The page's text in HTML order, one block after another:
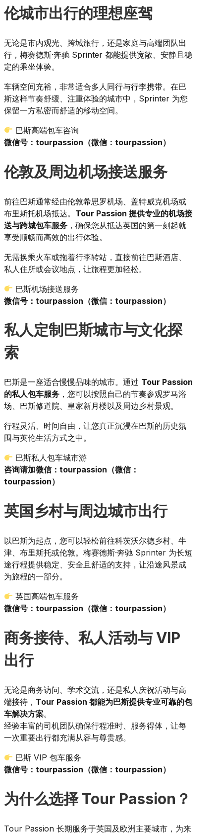
伦城市出行的理想座驾
无论是市内观光、跨城旅行，还是家庭与高端团队出
行，梅赛德斯·奔驰 Sprinter 都能提供宽敞、安静且稳
定的乘坐体验。
车辆空间充裕，非常适合多人同行与行李携带。在巴
斯这样节奏舒缓、注重体验的城市中，Sprinter 为您
保留一方私密而舒适的移动空间。
巴斯高端包车咨询
微信号：tourpassion（微信：tourpassion）
伦敦及周边机场接送服务
前往巴斯通常经由伦敦希思罗机场、盖特威克机场或
布里斯托机场抵达。 Tour Passion 提供专业的机场接
送与跨城包车服务 ，确保您从抵达英国的第一刻起就
享受顺畅而高效的出行体验。
无需换乘火车或拖着行李转站，直接前往巴斯酒店、
私人住所或会议地点，让旅程更加轻松。
巴斯机场接送服务
微信号：tourpassion（微信：tourpassion）
私人定制巴斯城市与文化探
索
巴斯是一座适合慢慢品味的城市。通过 Tour Passion
的私人包车服务 ，您可以按照自己的节奏参观罗马浴
场、巴斯修道院、皇家新月楼以及周边乡村景观。
行程灵活、时间自由，让您真正沉浸在巴斯的历史氛
围与英伦生活方式之中。
巴斯私人包车城市游
咨询请加微信：tourpassion（微信：
tourpassion）
英国乡村与周边城市出行
以巴斯为起点，您可以轻松前往科茨沃尔德乡村、牛
津、布里斯托或伦敦。梅赛德斯·奔驰 Sprinter 为长短
途行程提供稳定、安全且舒适的支持，让沿途风景成
为旅程的一部分。
英国高端包车服务
微信号：tourpassion（微信：tourpassion）
商务接待、私人活动与 VIP
出行
无论是商务访问、学术交流，还是私人庆祝活动与高
端接待， Tour Passion 都能为巴斯提供专业可靠的包
车解决方案。
经验丰富的司机团队确保行程准时、服务得体，让每
一次重要出行都充满从容与尊贵感。
巴斯 VIP 包车服务
微信号：tourpassion（微信：tourpassion）
为什么选择 Tour Passion？
Tour Passion 长期服务于英国及欧洲主要城市，为来